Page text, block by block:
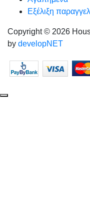
Εξέλιξη
Copyright © 2026
by developNET